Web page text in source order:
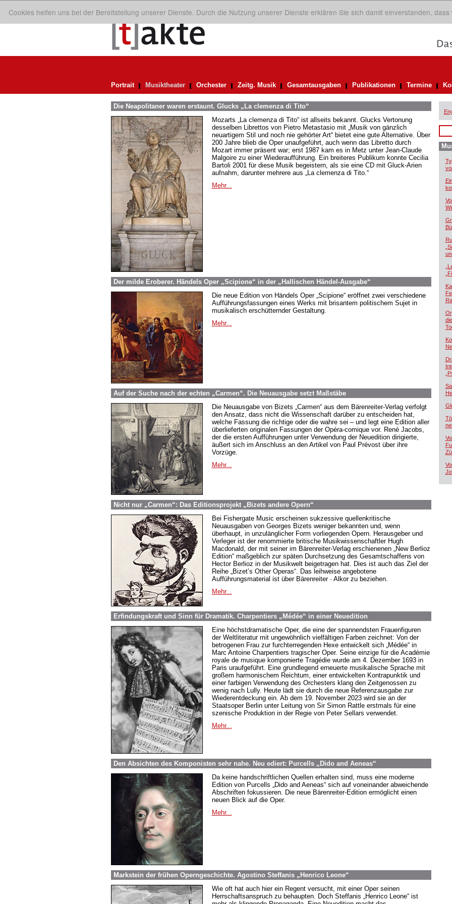
Cookies helfen uns bei der Bereitstellung unserer Dienste. Durch die Nutzung unserer Dienste erklären Sie sich damit einverstanden, dass
Portrait Musiktheater Orchester Zeitg. Musik Gesamtausgaben Publikationen Termine
Die Neapolitaner waren erstaunt. Glucks „La clemenza di Tito“
Mozarts „La clemenza di Tito“ ist allseits bekannt. Glucks Vertonung
desselben Librettos von Pietro Metastasio mit „Musik von gänzlich
neuartigem Stil und noch nie gehörter Art“ bietet eine gute Alternative. Über
200 Jahre blieb die Oper unaufgeführt, auch wenn das Libretto durch
Mozart immer präsent war; erst 1987 kam es in Metz unter Jean-Claude
Malgoire zu einer Wiederaufführung. Ein breiteres Publikum konnte Cecilia
Bartoli 2001 für diese Musik begeistern, als sie eine CD mit Gluck-Arien
aufnahm, darunter mehrere aus „La clemenza di Tito.“
Mehr...
Der milde Eroberer. Händels Oper „Scipione“ in der „Hallischen Händel-Ausgabe“
Die neue Edition von Händels Oper „Scipione“ eröffnet zwei verschiedene
Aufführungsfassungen eines Werks mit brisantem politischem Sujet in
musikalisch erschütternder Gestaltung.
Mehr...
Auf der Suche nach der echten „Carmen“. Die Neuausgabe setzt Maßstäbe
Die Neuausgabe von Bizets „Carmen“ aus dem Bärenreiter-Verlag verfolgt
den Ansatz, dass nicht die Wissenschaft darüber zu entscheiden hat,
welche Fassung die richtige oder die wahre sei – und legt eine Edition aller
überlieferten originalen Fassungen der Opéra-comique vor. René Jacobs,
der die ersten Aufführungen unter Verwendung der Neuedition dirigierte,
äußert sich im Anschluss an den Artikel von Paul Prévost über ihre
Vorzüge.
Mehr...
Nicht nur „Carmen“: Das Editionsprojekt „Bizets andere Opern“
Bei Fishergate Music erscheinen sukzessive quellenkritische
Neuausgaben von Georges Bizets weniger bekannten und, wenn
überhaupt, in unzulänglicher Form vorliegenden Opern. Herausgeber und
Verleger ist der renommierte britische Musikwissenschaftler Hugh
Macdonald, der mit seiner im Bärenreiter-Verlag erschienenen „New Berlioz
Edition“ maßgeblich zur späten Durchsetzung des Gesamtschaffens von
Hector Berlioz in der Musikwelt beigetragen hat. Dies ist auch das Ziel der
Reihe „Bizet’s Other Operas“. Das leihweise angebotene
Aufführungsmaterial ist über Bärenreiter · Alkor zu beziehen.
Mehr...
Erfindungskraft und Sinn für Dramatik. Charpentiers „Médée“ in einer Neuedition
Eine höchstdramatische Oper, die eine der spannendsten Frauenfiguren
der Weltliteratur mit ungewöhnlich vielfältigen Farben zeichnet: Von der
betrogenen Frau zur furchterregenden Hexe entwickelt sich „Médée“ in
Marc Antoine Charpentiers tragischer Oper. Seine einzige für die Académie
royale de musique komponierte Tragédie wurde am 4. Dezember 1693 in
Paris uraufgeführt. Eine grundlegend erneuerte musikalische Sprache mit
großem harmonischem Reichtum, einer entwickelten Kontrapunktik und
einer farbigen Verwendung des Orchesters klang den Zeitgenossen zu
wenig nach Lully. Heute lädt sie durch die neue Referenzausgabe zur
Wiederentdeckung ein. Ab dem 19. November 2023 wird sie an der
Staatsoper Berlin unter Leitung von Sir Simon Rattle erstmals für eine
szenische Produktion in der Regie von Peter Sellars verwendet.
Mehr...
Den Absichten des Komponisten sehr nahe. Neu ediert: Purcells „Dido and Aeneas“
Da keine handschriftlichen Quellen erhalten sind, muss eine moderne
Edition von Purcells „Dido and Aeneas“ sich auf voneinander abweichende
Abschriften fokussieren. Die neue Bärenreiter-Edition ermöglicht einen
neuen Blick auf die Oper.
Mehr...
Markstein der frühen Operngeschichte. Agostino Steffanis „Henrico Leone“
Wie oft hat auch hier ein Regent versucht, mit einer Oper seinen
Herrschaftsanspruch zu behaupten. Doch Steffanis „Henrico Leone“ ist